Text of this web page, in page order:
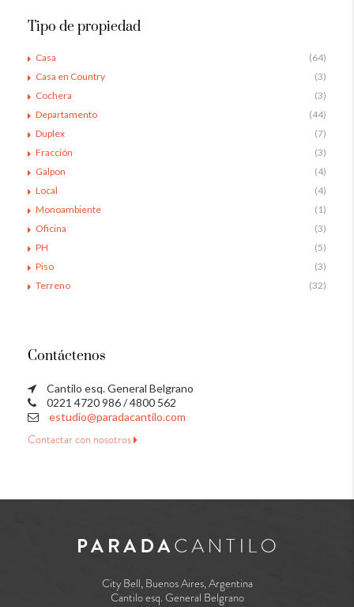
Tipo de propiedad
Casa
(64)
Casa en Country
(3)
Cochera
(3)
Departamento
(44)
Duplex
(7)
Fracción
(3)
Galpon
(4)
Local
(4)
Monoambiente
(1)
Oficina
(3)
PH
(5)
Piso
(3)
Terreno
(32)
Contáctenos
Cantilo esq. General Belgrano
0221 4720 986 / 4800 562
estudio@paradacantilo.com
Contactar con nosotros
City Bell, Buenos Aires, Argentina
Cantilo esq. General Belgrano